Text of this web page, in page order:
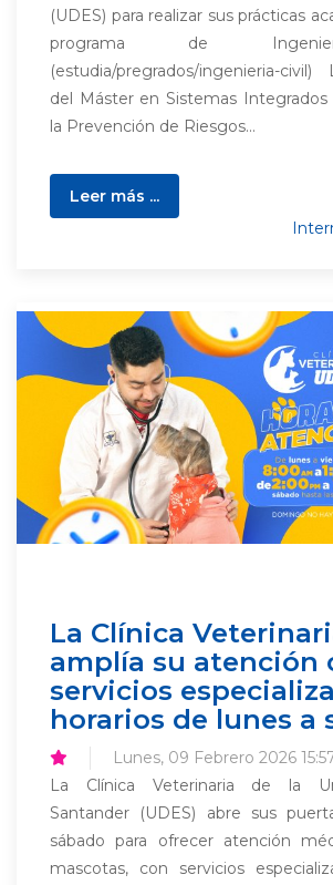
(UDES) para realizar sus prácticas
programa de
(estudia/pregrados/ingenieria-
del Máster en Sistemas
la Prevención de Riesgos...
Leer más ...
La Clínica
amplía su atención
servicios
horarios de lunes a
Lunes, 09 Febrero 2026
La Clínica Veterinaria de la
Santander (UDES) abre sus
sábado para ofrecer atención
mascotas, con servicios